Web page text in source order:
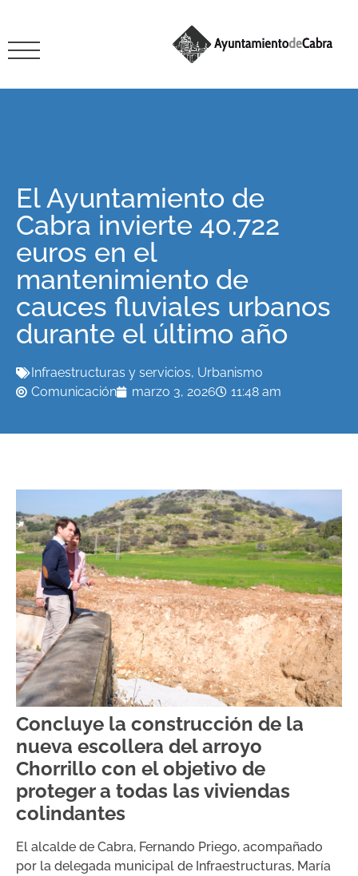
El Ayuntamiento de
Cabra invierte 40.722
euros en el
mantenimiento de
cauces fluviales urbanos
durante el último año
Infraestructuras y servicios, Urbanismo
Comunicación
marzo 3, 2026 11:48 am
Concluye la construcción de la
nueva escollera del arroyo
Chorrillo con el objetivo de
proteger a todas las viviendas
colindantes
El alcalde de Cabra, Fernando Priego, acompañado
por la delegada municipal de Infraestructuras, María